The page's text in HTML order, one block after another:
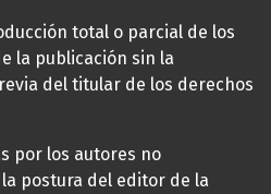
total o parcial de los
la publicación sin la
del titular de los derechos
por los autores no
postura del editor de la